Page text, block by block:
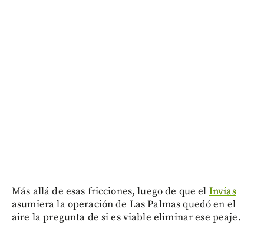
Más allá de esas fricciones, luego de que el Invías
asumiera la operación de Las Palmas quedó en el
aire la pregunta de si es viable eliminar ese peaje.